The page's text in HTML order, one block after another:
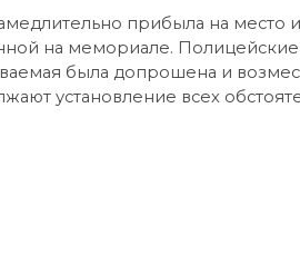
прибыла на место
на мемориале.
была допрошена и
установление всех